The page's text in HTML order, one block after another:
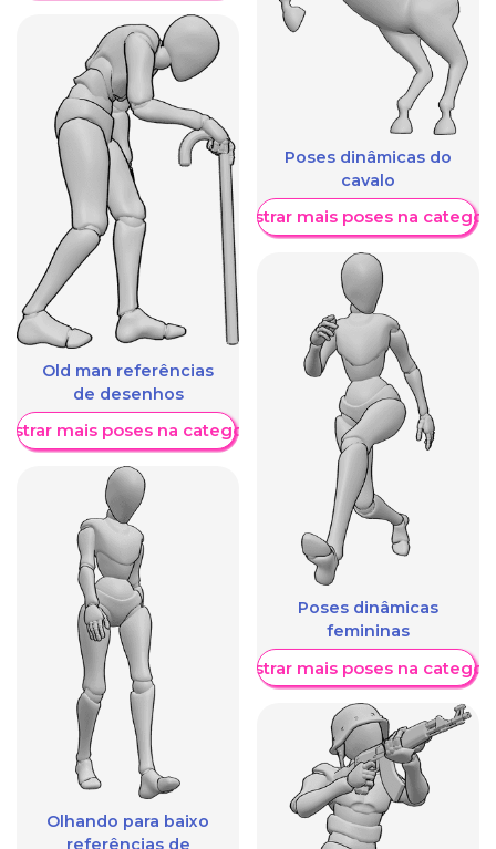
Old man referências
de desenhos
mais poses na categoria
Olhando para baixo
referências de
Poses dinâmicas do
cavalo
Mostrar mais poses na
Poses dinâmicas
femininas
Mostrar mais poses na